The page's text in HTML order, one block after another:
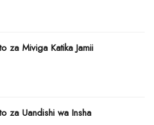
za Miviga Katika Jamii
za Uandishi wa Insha